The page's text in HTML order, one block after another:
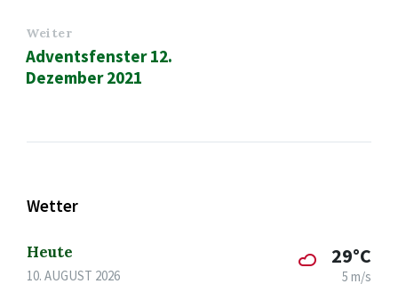
Weiter
Adventsfenster 12.
Dezember 2021
Wetter
Heute
10. AUGUST 2026
29°C
5 m/s